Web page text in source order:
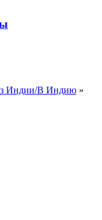
Индии/В Индию »